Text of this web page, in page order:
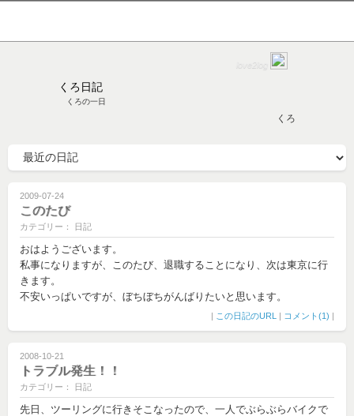
くろ日記
くろの一日
くろ
2009-07-24
このたび
カテゴリー： 日記
おはようございます。
私事になりますが、このたび、退職することになり、次は東京に行
きます。
不安いっぱいですが、ぼちぼちがんばりたいと思います。
| この日記のURL | コメント(1) |
2008-10-21
トラブル発生！！
カテゴリー： 日記
先日、ツーリングに行きそこなったので、一人でぶらぶらバイクで